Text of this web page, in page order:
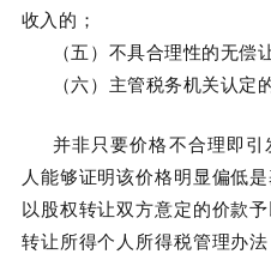
收入的；
（五）不具合理性的无偿
（六）主管税务机关认定
并非只要价格不合理即
人能够证明该价格明显偏低
以股权转让双方意定的价款
转让所得个人所得税管理办